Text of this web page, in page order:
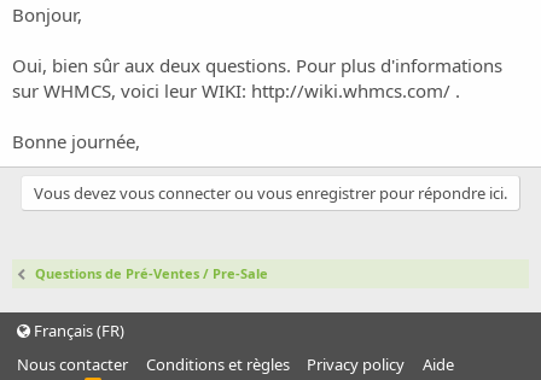
Bonjour,
Oui, bien sûr aux deux questions. Pour plus d'informations
sur WHMCS, voici leur WIKI: http://wiki.whmcs.com/ .
Bonne journée,
Vous devez vous connecter ou vous enregistrer pour répondre ici.
Questions de Pré-Ventes / Pre-Sale
Français (FR)
Nous contacter
Conditions et règles Privacy policy
Aide